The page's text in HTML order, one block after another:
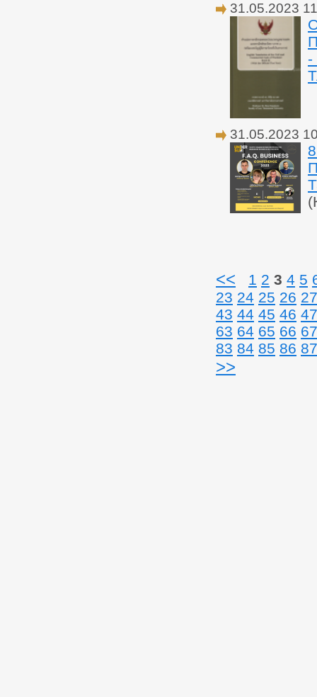
31.05.2023
31.05.2023
<< 1 2 3 4 5
23 24 25 26 27
43 44 45 46 47
63 64 65 66 67
83 84 85 86 87
>>